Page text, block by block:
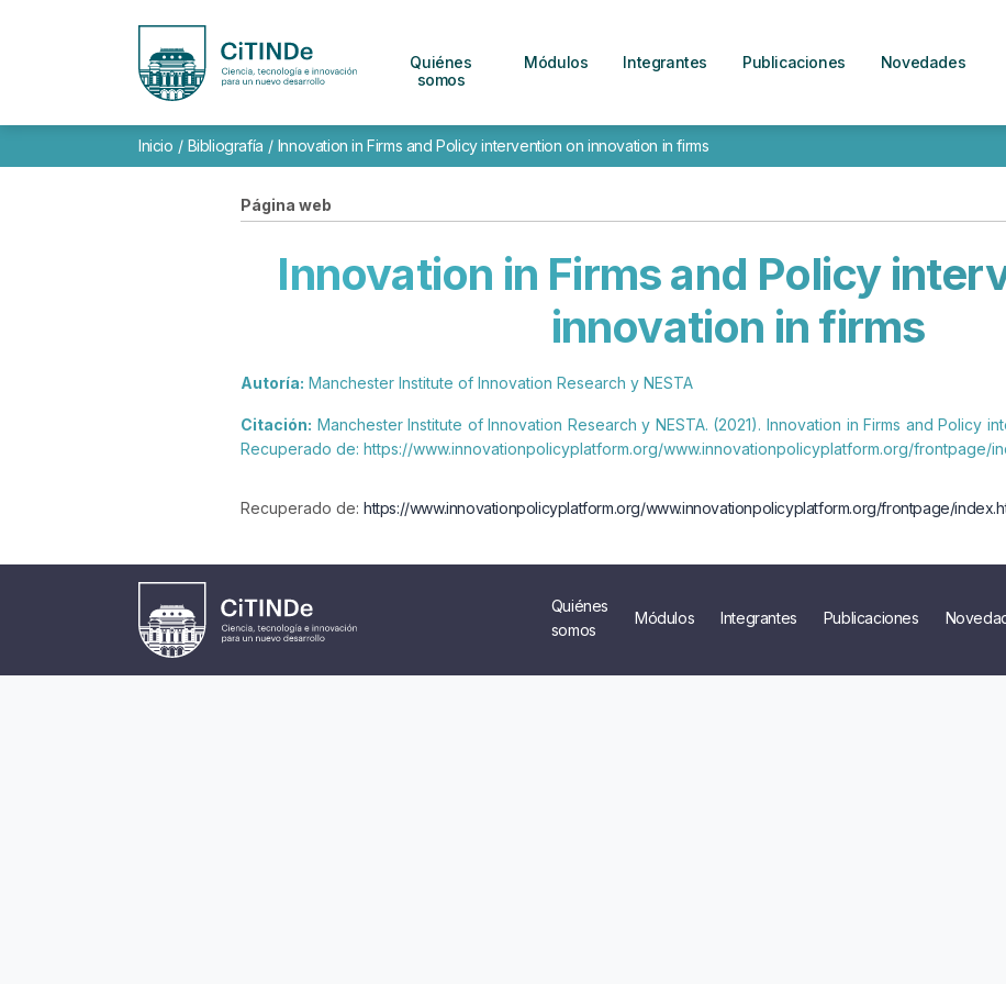
Quiénes
somos
Módulos Integrantes Publicaciones Novedades
Inicio / Bibliografía / Innovation in Firms and Policy intervention on innovation in firms
Página web
Innovation in Firms and Policy
innovation in firms
Autoría: Manchester Institute of Innovation Research y NESTA
Citación: Manchester Institute of Innovation Research y NESTA. (2021). Innovation in Firms and Policy
Recuperado de: https://www.innovationpolicyplatform.org/www.innovationpolicyplatform.org/frontpage/
Recuperado de: https://www.innovationpolicyplatform.org/www.innovationpolicyplatform.org/frontpage/
Quiénes
somos
Módulos Integrantes Publicaciones